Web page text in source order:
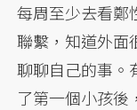
每周至少去看鄭
聯繫，知道外面
聊聊自己的事。
了第一個小孩後